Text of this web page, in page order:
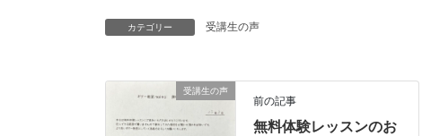
カテゴリー 受講生の声
受講生の声
前の記事
無料体験レッスンのお